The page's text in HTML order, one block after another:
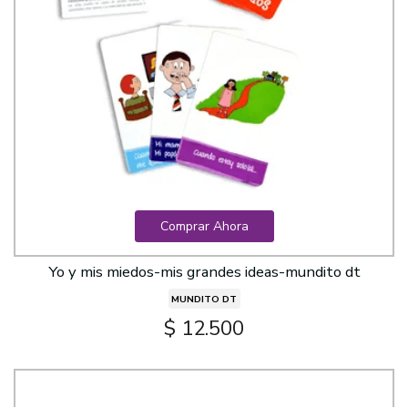
Comprar Ahora
Yo y mis miedos-mis grandes ideas-mundito dt
MUNDITO DT
$ 12.500